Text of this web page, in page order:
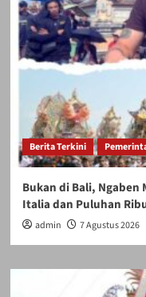
Berita Terkini
Bukan di Bali, Ngaben
Italia dan Puluhan
admin 7 Agustus 2026